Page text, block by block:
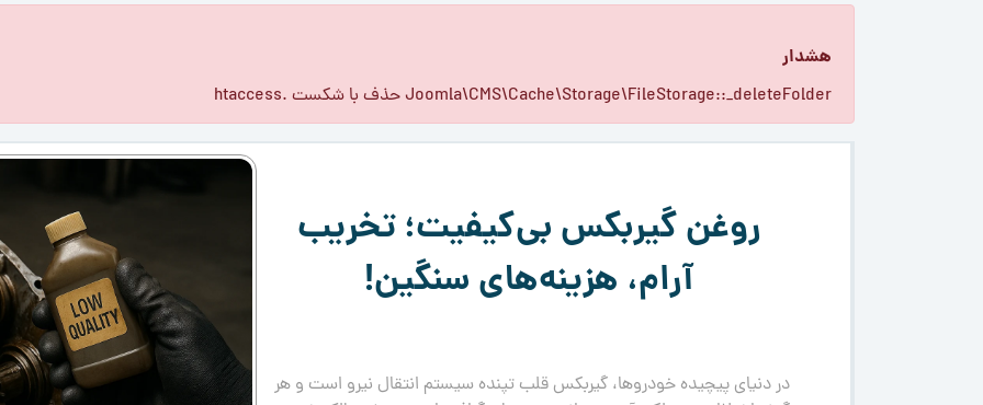
هشدار
Joomla\CMS\Cache\Storage\FileStorage::_deleteFolder حذف با شکست .htaccess
روغن گیربکس بی‌کیفیت؛ تخریب
آرام، هزینه‌های سنگین!
در دنیای پیچیده خودروها، گیربکس قلب تپنده سیستم انتقال نیرو است و هر